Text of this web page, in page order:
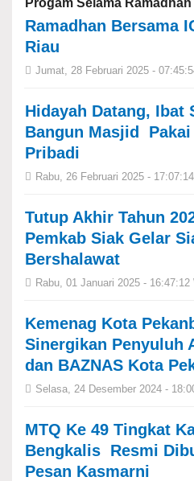
Progam Selama Ramadhan
Ramadhan Bersama
Riau
Jumat, 28 Februari 2025 -
Hidayah Datang, Ibat
Bangun Masjid Pakai
Pribadi
Rabu, 26 Februari 2025 -
Tutup Akhir Tahun
Pemkab Siak Gelar
Bershalawat
Rabu, 01 Januari 2025 - 16:47:12
Kemenag Kota
Sinergikan Penyuluh
dan BAZNAS Kota
Selasa, 24 Desember 2024 -
MTQ Ke 49 Tingkat
Bengkalis Resmi
Pesan Kasmarni